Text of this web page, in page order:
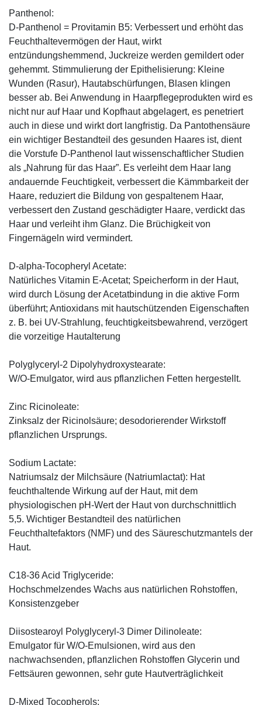
Panthenol:
D-Panthenol = Provitamin B5: Verbessert und erhöht das
Feuchthaltevermögen der Haut, wirkt
entzündungshemmend, Juckreize werden gemildert oder
gehemmt. Stimmulierung der Epithelisierung: Kleine
Wunden (Rasur), Hautabschürfungen, Blasen klingen
besser ab. Bei Anwendung in Haarpflegeprodukten wird es
nicht nur auf Haar und Kopfhaut abgelagert, es penetriert
auch in diese und wirkt dort langfristig. Da Pantothensäure
ein wichtiger Bestandteil des gesunden Haares ist, dient
die Vorstufe D-Panthenol laut wissenschaftlicher Studien
als „Nahrung für das Haar”. Es verleiht dem Haar lang
andauernde Feuchtigkeit, verbessert die Kämmbarkeit der
Haare, reduziert die Bildung von gespaltenem Haar,
verbessert den Zustand geschädigter Haare, verdickt das
Haar und verleiht ihm Glanz. Die Brüchigkeit von
Fingernägeln wird vermindert.
D-alpha-Tocopheryl Acetate:
Natürliches Vitamin E-Acetat; Speicherform in der Haut,
wird durch Lösung der Acetatbindung in die aktive Form
überführt; Antioxidans mit hautschützenden Eigenschaften
z. B. bei UV-Strahlung, feuchtigkeitsbewahrend, verzögert
die vorzeitige Hautalterung
Polyglyceryl-2 Dipolyhydroxystearate:
W/O-Emulgator, wird aus pflanzlichen Fetten hergestellt.
Zinc Ricinoleate:
Zinksalz der Ricinolsäure; desodorierender Wirkstoff
pflanzlichen Ursprungs.
Sodium Lactate:
Natriumsalz der Milchsäure (Natriumlactat): Hat
feuchthaltende Wirkung auf der Haut, mit dem
physiologischen pH-Wert der Haut von durchschnittlich
5,5. Wichtiger Bestandteil des natürlichen
Feuchthaltefaktors (NMF) und des Säureschutzmantels der
Haut.
C18-36 Acid Triglyceride:
Hochschmelzendes Wachs aus natürlichen Rohstoffen,
Konsistenzgeber
Diisostearoyl Polyglyceryl-3 Dimer Dilinoleate:
Emulgator für W/O-Emulsionen, wird aus den
nachwachsenden, pflanzlichen Rohstoffen Glycerin und
Fettsäuren gewonnen, sehr gute Hautverträglichkeit
D-Mixed Tocopherols: